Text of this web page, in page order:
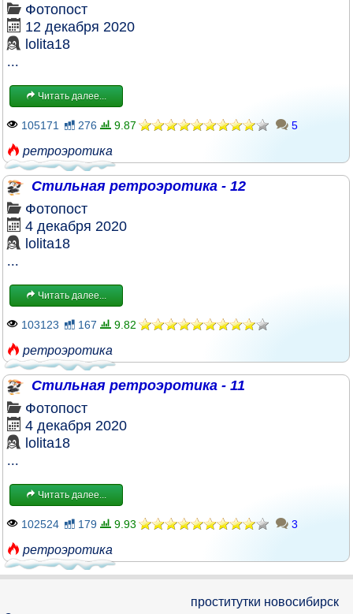
Фотопост
12 декабря 2020
lolita18
...
Читать далее...
105171 276 9.87 5
ретроэротика
Стильная ретроэротика - 12
Фотопост
4 декабря 2020
lolita18
...
Читать далее...
103123 167 9.82
ретроэротика
Стильная ретроэротика - 11
Фотопост
4 декабря 2020
lolita18
...
Читать далее...
102524 179 9.93 3
ретроэротика
проститутки новосибирск